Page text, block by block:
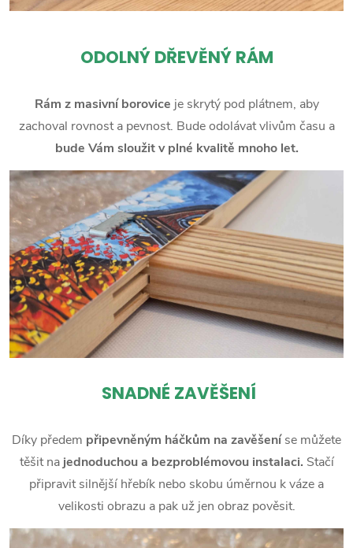
ODOLNÝ DŘEVĚNÝ RÁM
Rám z masivní borovice je skrytý pod plátnem, aby
zachoval rovnost a pevnost. Bude odolávat vlivům času a
bude Vám sloužit v plné kvalitě mnoho let.
SNADNÉ ZAVĚŠENÍ
Díky předem připevněným háčkům na zavěšeníse můžete
těšit na jednoduchou a bezproblémovou instalaci. Stačí
připravit silnější hřebík nebo skobu úměrnou k váze a
velikosti obrazu a pak už jen obraz pověsit.